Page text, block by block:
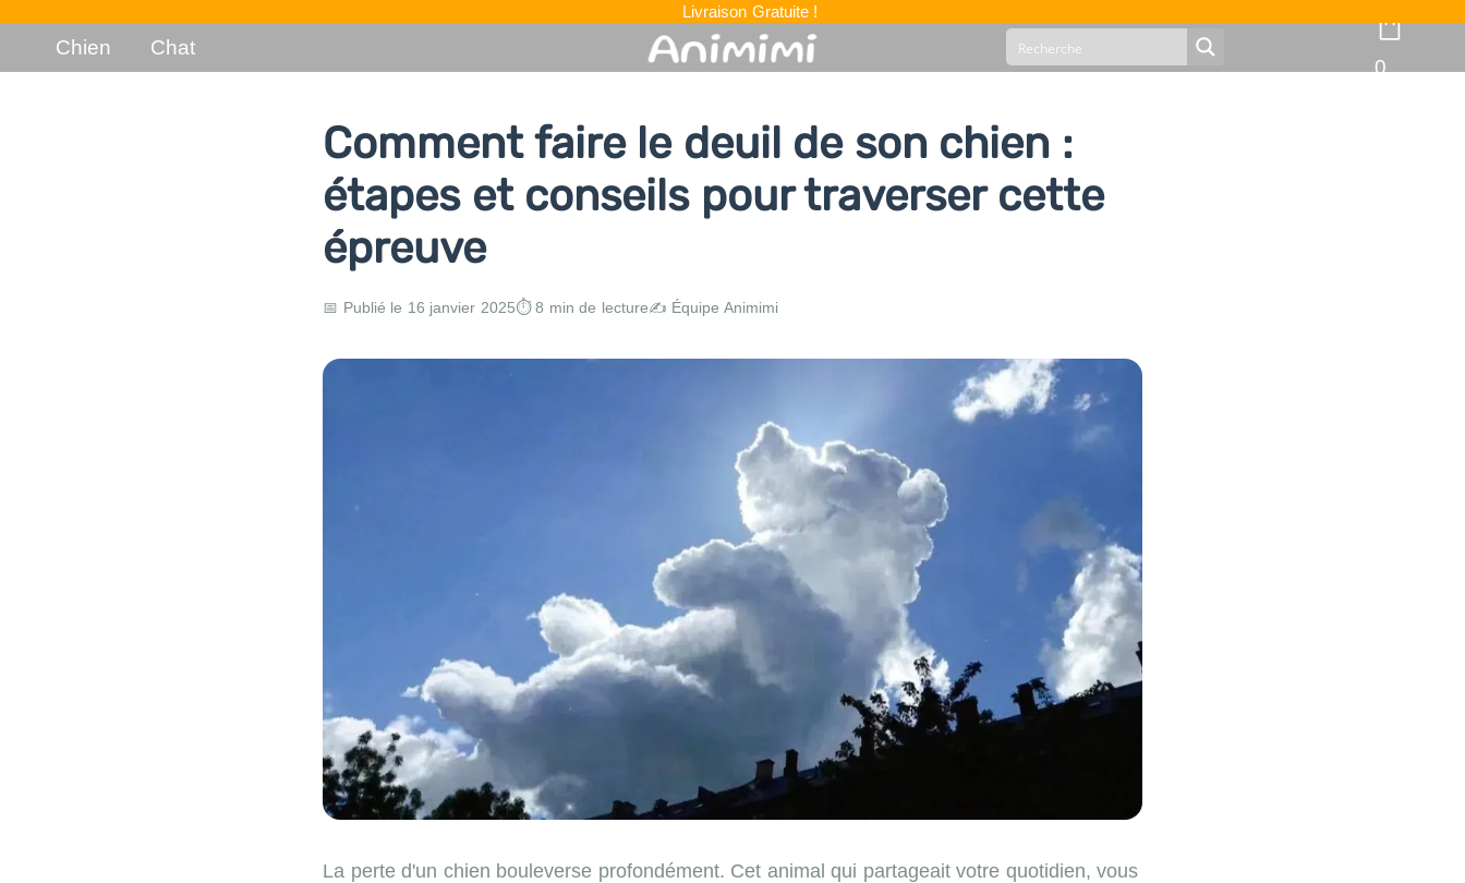
Livraison Gratuite !
Chien
Chat
0
Comment faire le deuil de son chien :
étapes et conseils pour traverser cette
épreuve
📅 Publié le 16 janvier 2025⏱️ 8 min de lecture✍️ Équipe Animimi
La perte d'un chien bouleverse profondément. Cet animal qui partageait votre quotidien, vous